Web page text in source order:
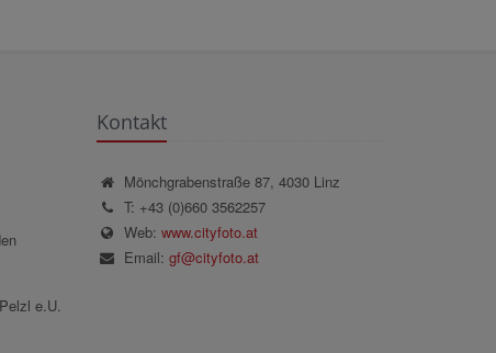
e.U.
Kontakt
Mönchgrabenstraße 87, 4030 Linz
T: +43 (0)660 3562257
Web: www.cityfoto.at
Email: gf@cityfoto.at